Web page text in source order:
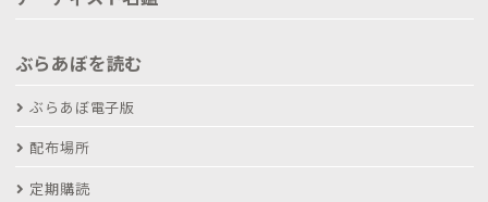
ぶらあぼを読む
ぶらあぼ電子版
配布場所
定期購読